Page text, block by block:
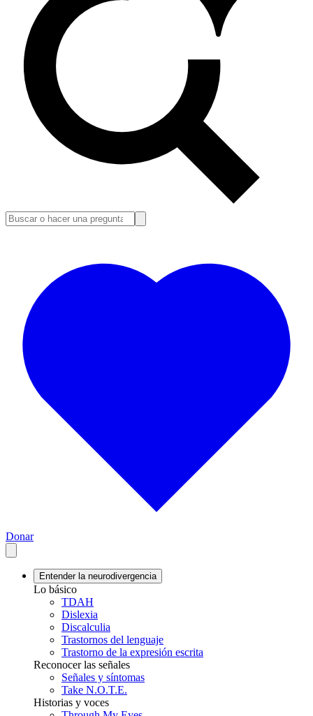
Donar
Entender la neurodivergencia
Lo básico
TDAH
Dislexia
Discalculia
Trastornos del lenguaje
Trastorno de la expresión escrita
Reconocer las señales
Señales y síntomas
Take N.O.T.E.
Historias y voces